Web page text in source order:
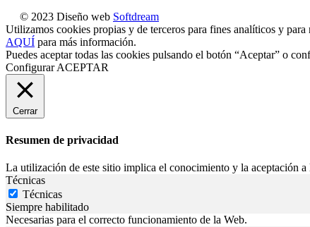
© 2023 Diseño web Softdream
Utilizamos cookies propias y de terceros para fines analíticos y
AQUÍ para más información.
Puedes aceptar todas las cookies pulsando el botón “Aceptar” o
Configurar ACEPTAR
Cerrar
Resumen de privacidad
La utilización de este sitio implica el conocimiento y la aceptación
Técnicas
Técnicas
Siempre habilitado
Necesarias para el correcto funcionamiento de la Web.